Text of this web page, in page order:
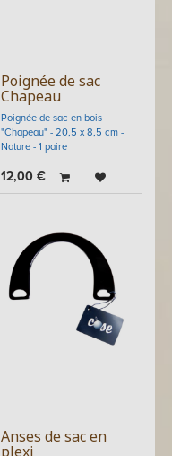
Poignée de sac
Chapeau
Poignée de sac en bois
"Chapeau" - 20,5 x 8,5 cm -
Nature - 1 paire
12,00€
Anses de sac en
plexi